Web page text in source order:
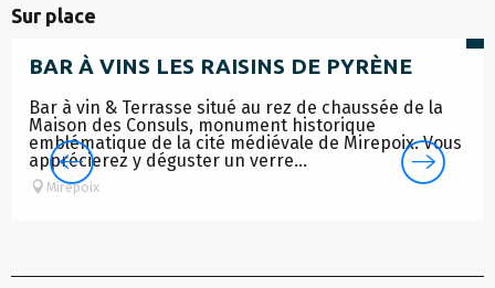
Sur place
BAR À VINS LES RAISINS DE PYRÈNE
Bar à vin & Terrasse situé au rez de chaussée de la
Maison des Consuls, monument historique
emblématique de la cité médiévale de Mirepoix. Vous
apprécierez y déguster un verre...
Mirepoix